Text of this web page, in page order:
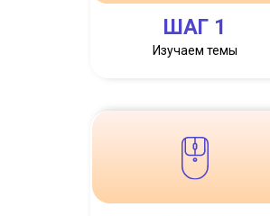
Изучаем темы
ШАГ 1